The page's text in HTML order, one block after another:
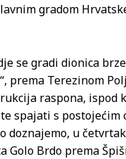
gradom
se gradi dionica
prema Terezinom
raspona, ispod
spajati s
doznajemo, u
Brdo prema